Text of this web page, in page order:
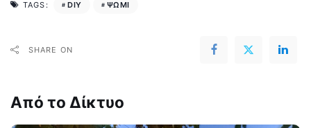
TAGS: DIY ΨΩΜΙ
SHARE ON
Από το Δίκτυο